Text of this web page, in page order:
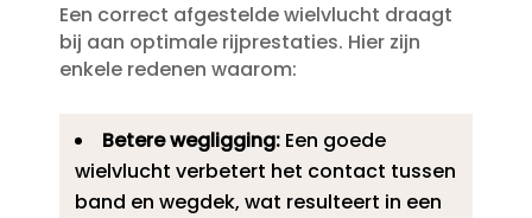
Een correct afgestelde wielvlucht draagt
bij aan optimale rijprestaties.​ Hier zijn
enkele redenen waarom:
Betere wegligging:Een goede
wielvlucht verbetert het contact tussen
band en wegdek, wat resulteert in een